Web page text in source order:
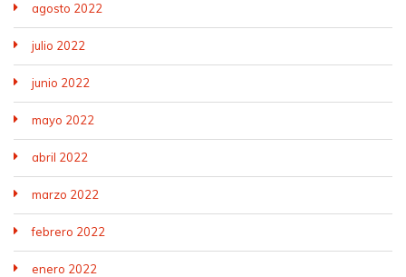
agosto 2022
julio 2022
junio 2022
mayo 2022
abril 2022
marzo 2022
febrero 2022
enero 2022